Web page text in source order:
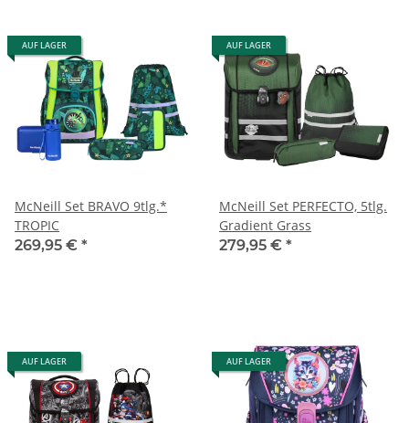
AUF LAGER
McNeill Set BRAVO 9tlg.*
TROPIC
269,95 € *
AUF LAGER
McNeill Set PERFECTO, 5tlg.
Gradient Grass
279,95 € *
AUF LAGER AUF LAGER